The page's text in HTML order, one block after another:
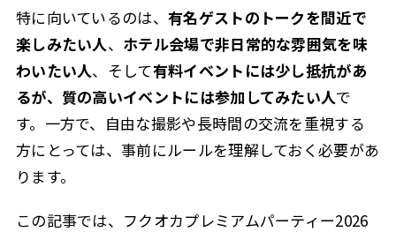
特に向いているのは、 有名ゲストのトークを間近で
楽しみたい人、 ホテル会場で非日常的な雰囲気を味
わいたい人、そして有料イベントには少し抵抗があ
るが、質の高いイベントには参加してみたい人で
す。一方で、自由な撮影や長時間の交流を重視する
方にとっては、事前にルールを理解しておく必要があ
ります。
この記事では、フクオカプレミアムパーティー2026